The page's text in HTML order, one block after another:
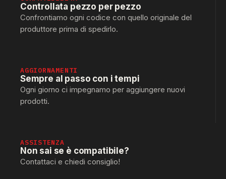
Controllata pezzo per pezzo
Confrontiamo ogni codice con quello originale del
produttore prima di spedirlo.
AGGIORNAMENTI
Sempre al passo con i tempi
Ogni giorno ci impegnamo per aggiungere nuovi
prodotti.
ASSISTENZA
Non sai se è compatibile?
Contattaci e chiedi consiglio!